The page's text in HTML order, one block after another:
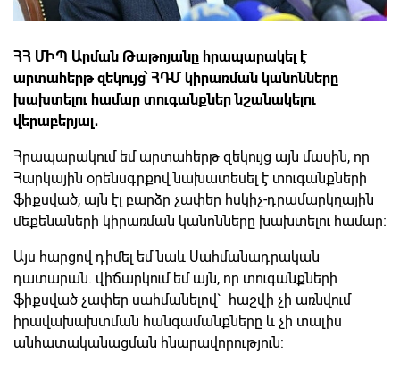
ՀՀ ՄԻՊ Արման Թաթոյանը հրապարակել է
արտահերթ զեկույց՝ ՀԴՄ կիրառման կանոնները
խախտելու համար տուգանքներ նշանակելու
վերաբերյալ․
Հրապարակում եմ արտահերթ զեկույց այն մասին, որ
Հարկային օրենսգրքով նախատեսել է տուգանքների
ֆիքսված, այն էլ բարձր չափեր հսկիչ-դրամարկղային
մեքենաների կիրառման կանոնները խախտելու համար։
Այս հարցով դիմել եմ նաև Սահմանադրական
դատարան. վիճարկում եմ այն, որ տուգանքների
ֆիքսված չափեր սահմանելով` հաշվի չի առնվում
իրավախախտման հանգամանքները և չի տալիս
անհատականացման հնարավորություն: